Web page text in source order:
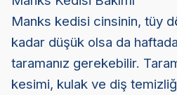
Manks kedisi cinsinin, tüy
kadar düşük olsa da
taramanız gerekebilir.
kesimi, kulak ve diş